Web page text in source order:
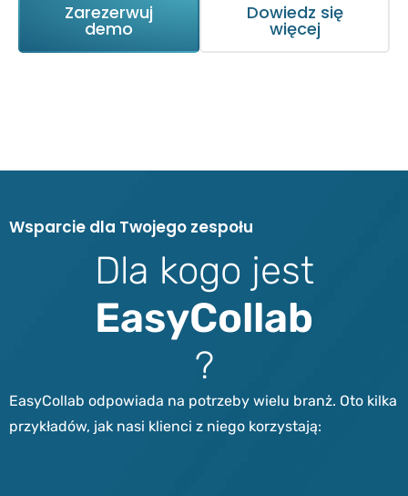
Zarezerwuj
demo
Dowiedz się
więcej
Wsparcie dla Twojego zespołu
Dla kogo jest
EasyCollab
?
EasyCollab odpowiada na potrzeby wielu branż. Oto kilka
przykładów, jak nasi klienci z niego korzystają: